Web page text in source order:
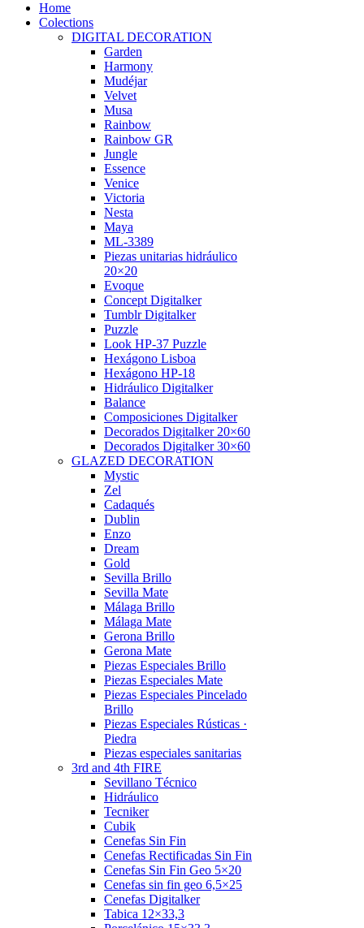
Home
Colections
DIGITAL DECORATION
Garden
Harmony
Mudéjar
Velvet
Musa
Rainbow
Rainbow GR
Jungle
Essence
Venice
Victoria
Nesta
Maya
ML-3389
Piezas unitarias hidráulico
20×20
Evoque
Concept Digitalker
Tumblr Digitalker
Puzzle
Look HP-37 Puzzle
Hexágono Lisboa
Hexágono HP-18
Hidráulico Digitalker
Balance
Composiciones Digitalker
Decorados Digitalker 20×60
Decorados Digitalker 30×60
GLAZED DECORATION
Mystic
Zel
Cadaqués
Dublin
Enzo
Dream
Gold
Sevilla Brillo
Sevilla Mate
Málaga Brillo
Málaga Mate
Gerona Brillo
Gerona Mate
Piezas Especiales Brillo
Piezas Especiales Mate
Piezas Especiales Pincelado
Brillo
Piezas Especiales Rústicas ·
Piedra
Piezas especiales sanitarias
3rd and 4th FIRE
Sevillano Técnico
Hidráulico
Tecniker
Cubik
Cenefas Sin Fin
Cenefas Rectificadas Sin Fin
Cenefas Sin Fin Geo 5×20
Cenefas sin fin geo 6,5×25
Cenefas Digitalker
Tabica 12×33,3